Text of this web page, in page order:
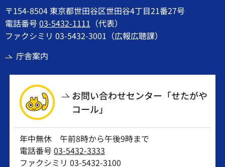
〒154-8504 東京都世田谷区世田谷4丁目21番27号
電話番号03-5432-1111 （代表）
ファクシミリ 03-5432-3001（広報広聴課）
庁舎案内
お問い合わせセンター「せたがや
コール」
年中無休 午前8時から午後9時まで
電話番号03-5432-3333
ファクシミリ 03-5432-3100